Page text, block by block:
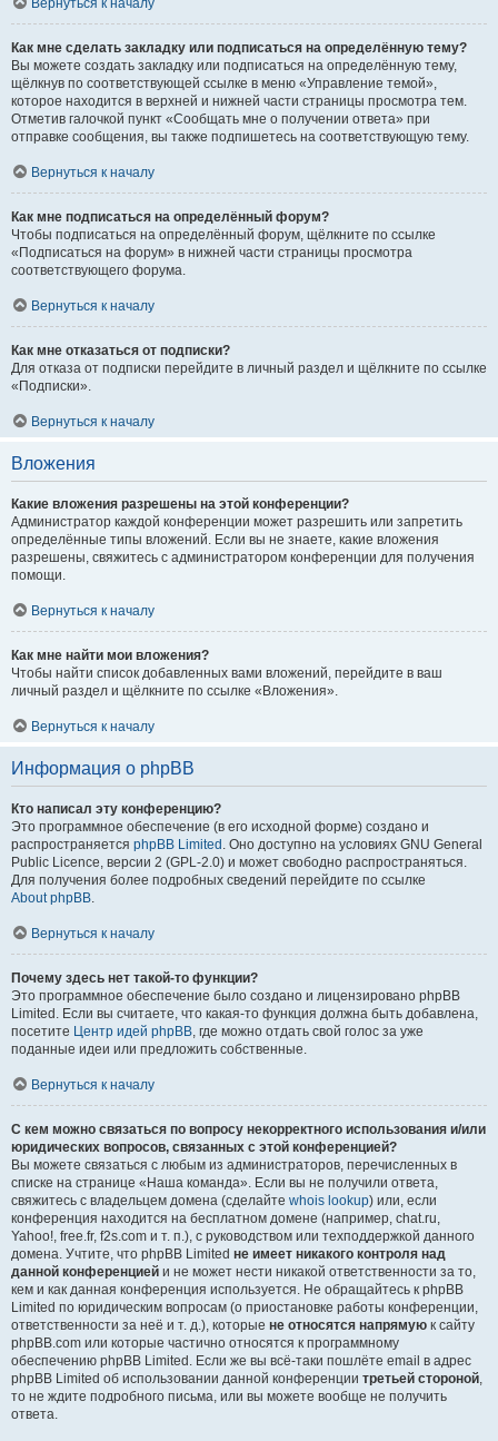
Вернуться к началу
Как мне сделать закладку или подписаться на определённую тему?
Вы можете создать закладку или подписаться на определённую тему,
щёлкнув по соответствующей ссылке в меню «Управление темой»,
которое находится в верхней и нижней части страницы просмотра тем.
Отметив галочкой пункт «Сообщать мне о получении ответа» при
отправке сообщения, вы также подпишетесь на соответствующую тему.
Вернуться к началу
Как мне подписаться на определённый форум?
Чтобы подписаться на определённый форум, щёлкните по ссылке
«Подписаться на форум» в нижней части страницы просмотра
соответствующего форума.
Вернуться к началу
Как мне отказаться от подписки?
Для отказа от подписки перейдите в личный раздел и щёлкните по ссылке
«Подписки».
Вернуться к началу
Вложения
Какие вложения разрешены на этой конференции?
Администратор каждой конференции может разрешить или запретить
определённые типы вложений. Если вы не знаете, какие вложения
разрешены, свяжитесь с администратором конференции для получения
помощи.
Вернуться к началу
Как мне найти мои вложения?
Чтобы найти список добавленных вами вложений, перейдите в ваш
личный раздел и щёлкните по ссылке «Вложения».
Вернуться к началу
Информация о phpBB
Кто написал эту конференцию?
Это программное обеспечение (в его исходной форме) создано и
распространяется phpBB Limited . Оно доступно на условиях GNU General
Public Licence, версии 2 (GPL-2.0) и может свободно распространяться.
Для получения более подробных сведений перейдите по ссылке
About phpBB.
Вернуться к началу
Почему здесь нет такой-то функции?
Это программное обеспечение было создано и лицензировано phpBB
Limited. Если вы считаете, что какая-то функция должна быть добавлена,
посетите Центр идей phpBB, где можно отдать свой голос за уже
поданные идеи или предложить собственные.
Вернуться к началу
С кем можно связаться по вопросу некорректного использования и/или
юридических вопросов, связанных с этой конференцией?
Вы можете связаться с любым из администраторов, перечисленных в
списке на странице «Наша команда». Если вы не получили ответа,
свяжитесь с владельцем домена (сделайте whois lookup) или, если
конференция находится на бесплатном домене (например, chat.ru,
Yahoo!, free.fr, f2s.com и т. п.), с руководством или техподдержкой данного
домена. Учтите, что phpBB Limited не имеет никакого контроля над
данной конференцией и не может нести никакой ответственности за то,
кем и как данная конференция используется. Не обращайтесь к phpBB
Limited по юридическим вопросам (о приостановке работы конференции,
ответственности за неё и т. д.), которые не относятся напрямую к сайту
phpBB.com или которые частично относятся к программному
обеспечению phpBB Limited. Если же вы всё-таки пошлёте email в адрес
phpBB Limited об использовании данной конференции третьей стороной,
то не ждите подробного письма, или вы можете вообще не получить
ответа.